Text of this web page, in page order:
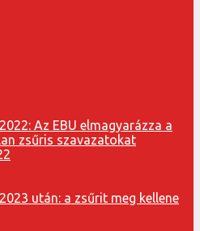
Az EBU elmagyarázza a
zsűris szavazatokat
után: a zsűrit meg kellene